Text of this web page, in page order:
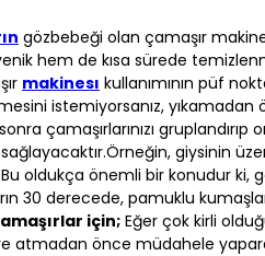
gözbebeği olan çamaşır
hem de kısa sürede
makinesı kullanımının püf
istemiyorsanız,
çamaşırlarınızı gruplandırıp
giysinin
oldukça önemli bir konudur ki,
30 derecede, pamuklu
için; Eğer çok kirli
atmadan önce müdahele